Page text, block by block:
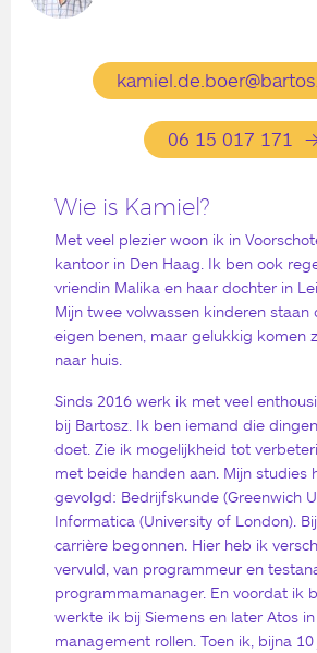
Wie is Kamiel?
Met veel plezier woon ik in
kantoor in Den Haag. Ik ben ook
vriendin Malika en haar dochter in
Mijn twee volwassen kinderen staan
eigen benen, maar gelukkig komen
naar huis.
Sinds 2016 werk ik met veel
bij Bartosz. Ik ben iemand die
doet. Zie ik mogelijkheid tot
met beide handen aan. Mijn studies
gevolgd: Bedrijfskunde (Greenwich
Informatica (University of London).
carrière begonnen. Hier heb ik
vervuld, van programmeur en
programmamanager. En voordat ik
werkte ik bij Siemens en later Atos
management rollen. Toen ik, bijna
06 15 017 171